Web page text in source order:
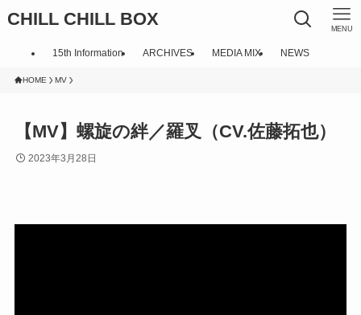
CHILL CHILL BOX MENU
15th Information ARCHIVES MEDIA MIX NEWS
HOME MV
【MV】螺旋の絆／羅叉（CV.佐藤拓也）
2023年3月28日